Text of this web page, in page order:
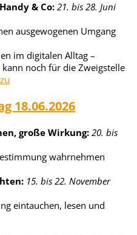
& Co: 21. bis 28. Juni
ausgewogenen Umgang
im digitalen Alltag –
noch für die Zweigstelle
18.06.2026
große Wirkung: 20. bis
wahrnehmen
15. bis 22. November
eintauchen, lesen und